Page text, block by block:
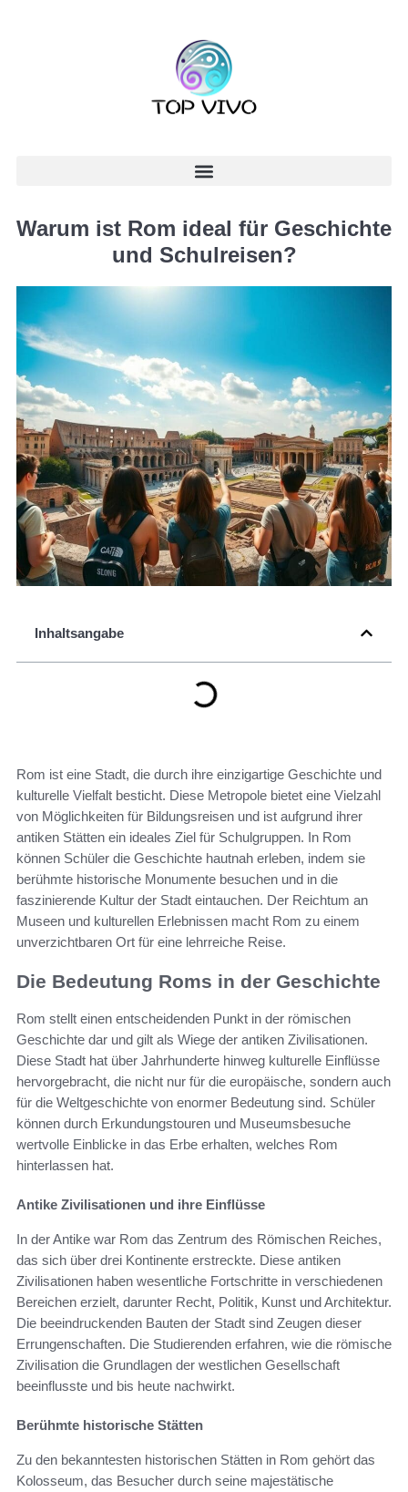
Warum ist Rom ideal für Geschichte
und Schulreisen?
Inhaltsangabe
Rom ist eine Stadt, die durch ihre einzigartige Geschichte und
kulturelle Vielfalt besticht. Diese Metropole bietet eine Vielzahl
von Möglichkeiten für Bildungsreisen und ist aufgrund ihrer
antiken Stätten ein ideales Ziel für Schulgruppen. In Rom
können Schüler die Geschichte hautnah erleben, indem sie
berühmte historische Monumente besuchen und in die
faszinierende Kultur der Stadt eintauchen. Der Reichtum an
Museen und kulturellen Erlebnissen macht Rom zu einem
unverzichtbaren Ort für eine lehrreiche Reise.
Die Bedeutung Roms in der Geschichte
Rom stellt einen entscheidenden Punkt in der römischen
Geschichte dar und gilt als Wiege der antiken Zivilisationen.
Diese Stadt hat über Jahrhunderte hinweg kulturelle Einflüsse
hervorgebracht, die nicht nur für die europäische, sondern auch
für die Weltgeschichte von enormer Bedeutung sind. Schüler
können durch Erkundungstouren und Museumsbesuche
wertvolle Einblicke in das Erbe erhalten, welches Rom
hinterlassen hat.
Antike Zivilisationen und ihre Einflüsse
In der Antike war Rom das Zentrum des Römischen Reiches,
das sich über drei Kontinente erstreckte. Diese antiken
Zivilisationen haben wesentliche Fortschritte in verschiedenen
Bereichen erzielt, darunter Recht, Politik, Kunst und Architektur.
Die beeindruckenden Bauten der Stadt sind Zeugen dieser
Errungenschaften. Die Studierenden erfahren, wie die römische
Zivilisation die Grundlagen der westlichen Gesellschaft
beeinflusste und bis heute nachwirkt.
Berühmte historische Stätten
Zu den bekanntesten historischen Stätten in Rom gehört das
Kolosseum, das Besucher durch seine majestätische